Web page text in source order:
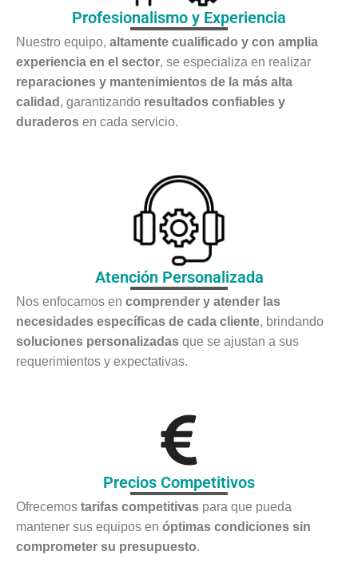
Profesionalismo y Experiencia
Nuestro equipo, altamente cualificado y con amplia
experiencia en el sector, se especializa en realizar
reparaciones y mantenimientos de la más alta
calidad , garantizando resultados confiables y
duraderos en cada servicio.
Atención Personalizada
Nos enfocamos en comprender y atender las
necesidades específicas de cada cliente, brindando
soluciones personalizadas que se ajustan a sus
requerimientos y expectativas.
Precios Competitivos
Ofrecemos tarifas competitivas para que pueda
mantener sus equipos en óptimas condiciones sin
comprometer su presupuesto.